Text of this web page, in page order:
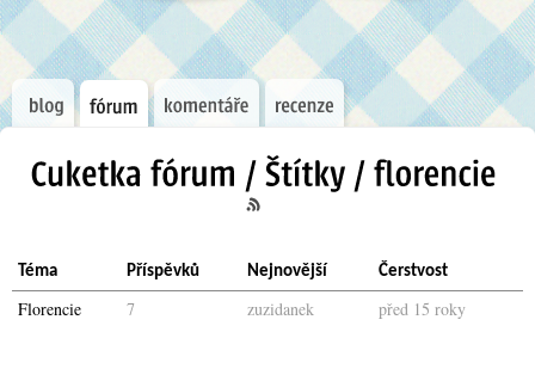
Téma Příspěvků Nejnovější Čerstvost
Florencie 7 zuzidanek před 15 roky